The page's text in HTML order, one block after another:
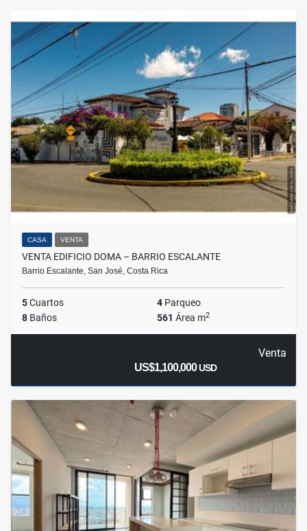
CASA VENTA
VENTA EDIFICIO DOMA – BARRIO ESCALANTE
Barrio Escalante, San José, Costa Rica
5Cuartos 4 Parqueo
8 Baños 561 Área m2
Venta
US$1,100,000USD